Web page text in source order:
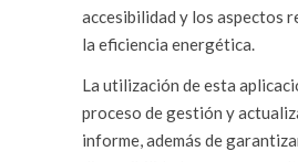
accesibilidad y los aspectos
la eficiencia energética.
La utilización de esta
proceso de gestión y
informe, además de